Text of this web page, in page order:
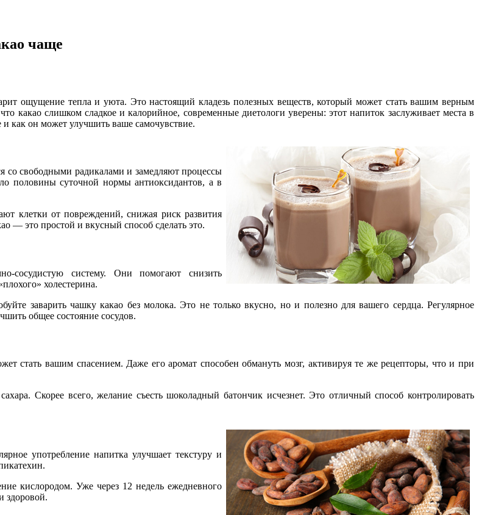
чаще
ощущение тепла и уюта. Это настоящий кладезь полезных веществ, который может стать вашим верным
какао слишком сладкое и калорийное, современные диетологи уверены: этот напиток заслуживает места в
как он может улучшить ваше самочувствие.
свободными радикалами и замедляют процессы
половины суточной нормы антиоксидантов, а в
клетки от повреждений, снижая риск развития
— это простой и вкусный способ сделать это.
сосудистую систему. Они помогают снизить
холестерина.
заварить чашку какао без молока. Это не только вкусно, но и полезно для вашего сердца. Регулярное
общее состояние сосудов.
стать вашим спасением. Даже его аромат способен обмануть мозг, активируя те же рецепторы, что и при
Скорее всего, желание съесть шоколадный батончик исчезнет. Это отличный способ контролировать
употребление напитка улучшает текстуру и
кислородом. Уже через 12 недель ежедневного
здоровой.